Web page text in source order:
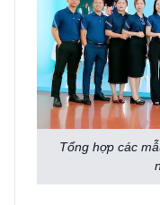
Tổng hợp các